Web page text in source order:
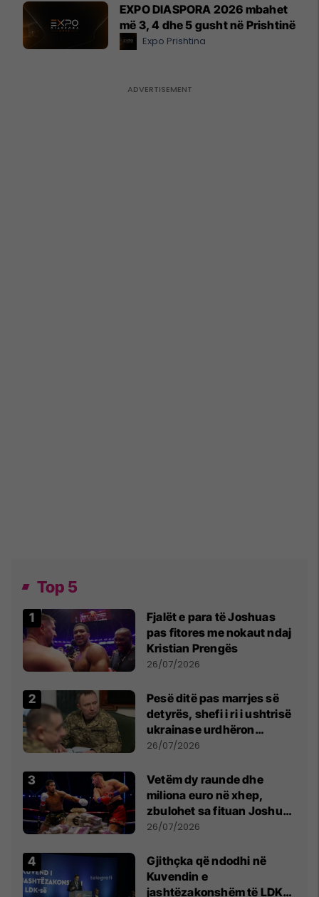
EXPO DIASPORA 2026 mbahet
më 3, 4 dhe 5 gusht në Prishtinë
Expo Prishtina
Top 5
Fjalët e para të Joshuas
pas fitores me nokaut ndaj
Kristian Prengës
26/07/2026
Pesë ditë pas marrjes së
detyrës, shefi i ri i ushtrisë
ukrainase urdhëron
kontroll të madh
26/07/2026
Vetëm dy raunde dhe
miliona euro në xhep,
zbulohet sa fituan Joshua
e Prenga
26/07/2026
Gjithçka që ndodhi në
Kuvendin e
jashtëzakonshëm të LDK-